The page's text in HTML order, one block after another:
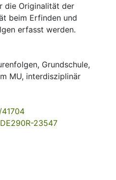
die Originalität der
beim Erfinden und
erfasst werden.
, Grundschule,
MU, interdisziplinär
23547